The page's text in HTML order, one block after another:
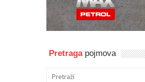
Pretragapojmova